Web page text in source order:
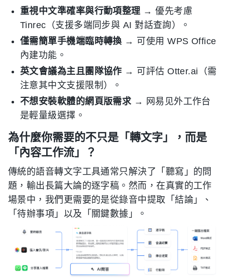
重視中文準確率與行動項整理→ 優先考慮
Tinrec（支援多端同步與 AI 對話查詢）。
僅需簡單手機端臨時轉換 → 可使用 WPS Office
內建功能。
英文會議為主且團隊協作 → 可評估 Otter.ai（需
注意其中文支援限制）。
不想安裝軟體的網頁版需求→ 网易见外工作台
是輕量級選擇。
為什麼你需要的不只是「轉文字」，而是
「內容工作流」？
傳統的語音轉文字工具通常只解決了「聽寫」的問
題，輸出長篇大論的逐字稿。然而，在真實的工作
場景中，我們更需要的是從錄音中提取「結論」、
「待辦事項」以及「關鍵數據」。